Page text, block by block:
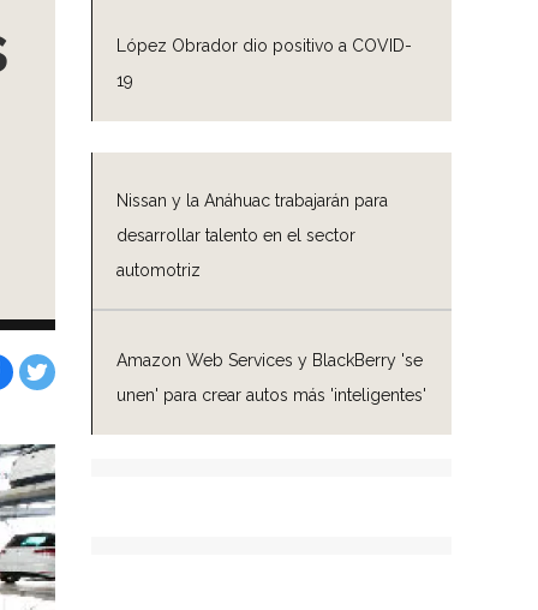
López Obrador dio positivo a COVID-
19
Nissan y la Anáhuac trabajarán para
desarrollar talento en el sector
automotriz
Amazon Web Services y BlackBerry 'se
unen' para crear autos más 'inteligentes'